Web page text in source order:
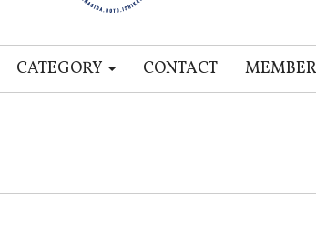
CATEGORY CONTACT